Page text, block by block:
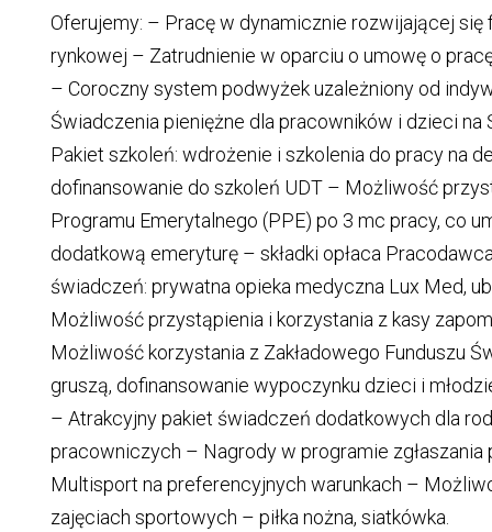
Oferujemy: – Pracę w dynamicznie rozwijającej
rynkowej – Zatrudnienie w oparciu o umowę o
– Coroczny system podwyżek uzależniony od
Świadczenia pieniężne dla pracowników i dzieci
Pakiet szkoleń: wdrożenie i szkolenia do pracy na
dofinansowanie do szkoleń UDT – Możliwość
Programu Emerytalnego (PPE) po 3 mc pracy, co
dodatkową emeryturę – składki opłaca
świadczeń: prywatna opieka medyczna Lux Med,
Możliwość przystąpienia i korzystania z kasy
Możliwość korzystania z Zakładowego Funduszu
gruszą, dofinansowanie wypoczynku dzieci i
– Atrakcyjny pakiet świadczeń dodatkowych dla
pracowniczych – Nagrody w programie
Multisport na preferencyjnych warunkach –
zajęciach sportowych – piłka nożna, siatkówka.